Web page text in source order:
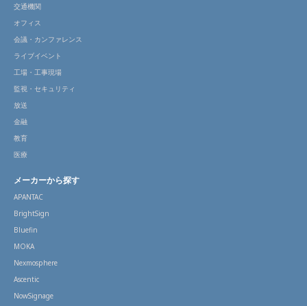
交通機関
オフィス
会議・カンファレンス
ライブイベント
工場・工事現場
監視・セキュリティ
放送
金融
教育
医療
メーカーから探す
APANTAC
BrightSign
Bluefin
MOKA
Nexmosphere
Ascentic
NowSignage